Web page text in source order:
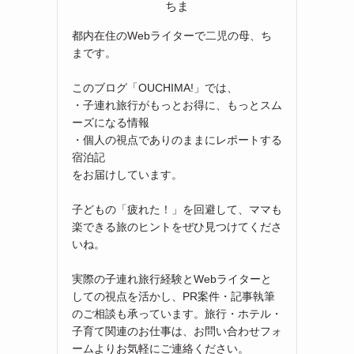
ちま
都内在住のWebライターで二児の母、ち
まです。
このブログ「OUCHIMA!」では、
・子連れ旅行がもっとお得に、もっとスム
ーズになる情報
・個人の視点でありのままにレポートする
宿泊記
をお届けしています。
子どもの「疲れた！」を回避して、ママも
楽できる旅のヒントをぜひ見つけてくださ
いね。
実際の子連れ旅行経験とWebライターと
しての視点を活かし、PR案件・記事執筆
のご相談も承っています。旅行・ホテル・
子育て関連のお仕事は、お問い合わせフォ
ームよりお気軽にご連絡ください。